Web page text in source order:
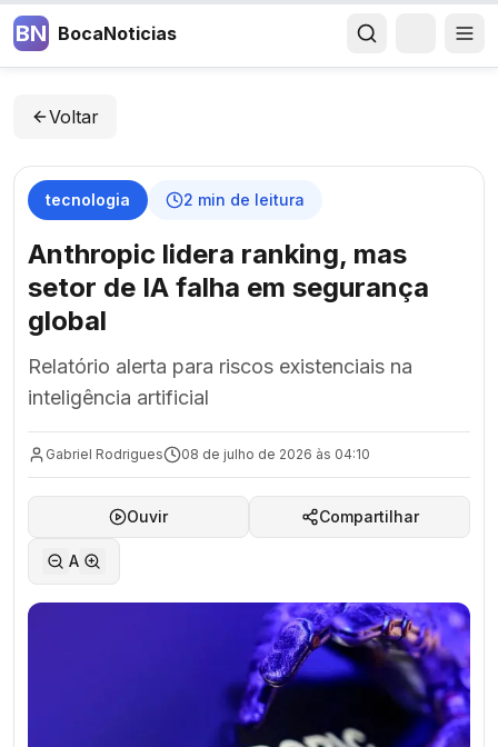
BN BocaNoticias
Voltar
tecnologia 2 min de leitura
Anthropic lidera ranking, mas
setor de IA falha em segurança
global
Relatório alerta para riscos existenciais na
inteligência artificial
Gabriel Rodrigues 08 de julho de 2026 às 04:10
Ouvir Compartilhar
A